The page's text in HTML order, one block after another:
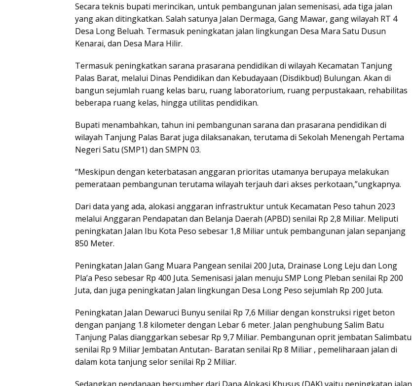
Secara teknis bupati merincikan, untuk pembangunan jalan semenisasi, ada tiga jalan
yang akan ditingkatkan. Salah satunya Jalan Dermaga, Gang Mawar, gang wilayah RT 4
Desa Long Beluah. Termasuk peningkatan jalan lingkungan Desa Mara Satu Dusun
Kenarai, dan Desa Mara Hilir.
Termasuk peningkatkan sarana prasarana pendidikan di wilayah Kecamatan Tanjung
Palas Barat, melalui Dinas Pendidikan dan Kebudayaan (Disdikbud) Bulungan. Akan di
bangun sejumlah ruang kelas baru, ruang laboratorium, ruang perpustakaan, rehabilitas
beberapa ruang kelas, hingga utilitas pendidikan.
Bupati menambahkan, tahun ini pembangunan sarana dan prasarana pendidikan di
wilayah Tanjung Palas Barat juga dilaksanakan, terutama di Sekolah Menengah Pertama
Negeri Satu (SMP1) dan SMPN 03.
“Meskipun dengan keterbatasan anggaran prioritas utamanya berupaya melakukan
pemerataan pembangunan terutama wilayah terjauh dari akses perkotaan,”ungkapnya.
Dari data yang ada, alokasi anggaran infrastruktur untuk Kecamatan Peso tahun 2023
melalui Anggaran Pendapatan dan Belanja Daerah (APBD) senilai Rp 2,8 Miliar. Meliputi
peningkatan Jalan Ibu Kota Peso sebesar 1,8 Miliar untuk pembangunan jalan sepanjang
850 Meter.
Peningkatan Jalan Gang Muara Pangean senilai 200 Juta, Drainase Long Leju dan Long
Pla’a Peso sebesar Rp 400 Juta. Semenisasi jalan menuju SMP Long Pleban senilai Rp 200
Juta, dan juga peningkatan Jalan lingkungan Desa Long Peso sejumlah Rp 200 Juta.
Peningkatan Jalan Dewaruci Bunyu senilai Rp 7,6 Miliar dengan konstruksi riget beton
dengan panjang 1.8 kilometer dengan Lebar 6 meter. Jalan penghubung Salim Batu
Tanjung Palas dianggarkan sebesar Rp 9,7 Miliar. Pembangunan oprit jembatan Salimbatu
senilai Rp 9 Miliar Jembatan Antutan- Baratan senilai Rp 8 Miliar , pemeliharaan jalan di
dalam kota tanjung selor senilai Rp 2 Miliar.